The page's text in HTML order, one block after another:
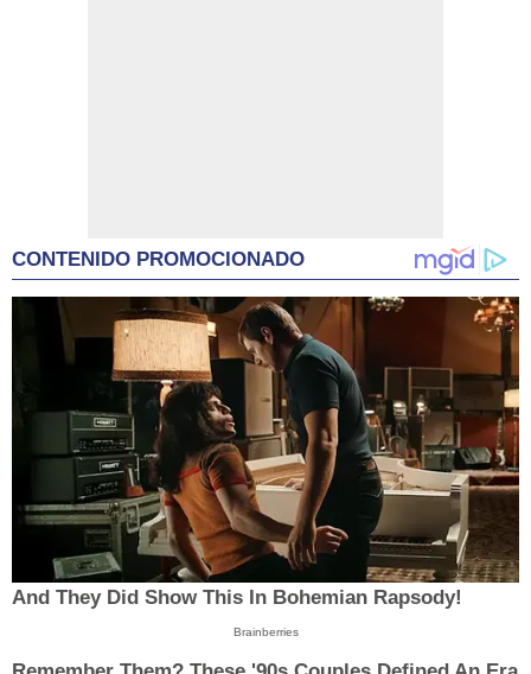
CONTENIDO PROMOCIONADO
And They Did Show This In Bohemian Rapsody!
Brainberries